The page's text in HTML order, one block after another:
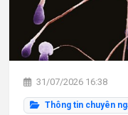
31/07/2026 16:38
Thông tin chuyên